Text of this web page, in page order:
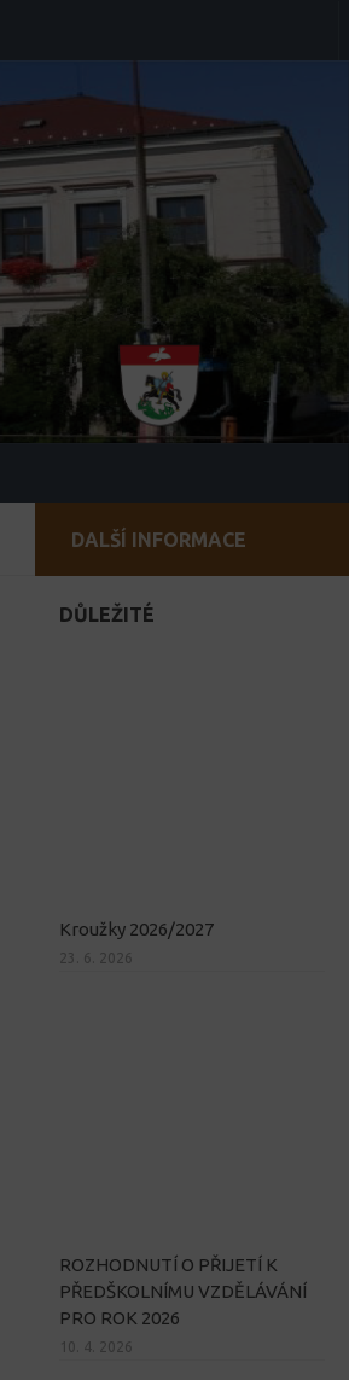
DALŠÍ INFORMACE
DŮLEŽITÉ
Kroužky 2026/2027
23. 6. 2026
ROZHODNUTÍ O PŘIJETÍ K
PŘEDŠKOLNÍMU VZDĚLÁVÁNÍ
PRO ROK 2026
10. 4. 2026